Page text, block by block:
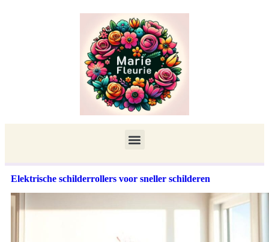
Elektrische schilderrollers voor sneller schilderen